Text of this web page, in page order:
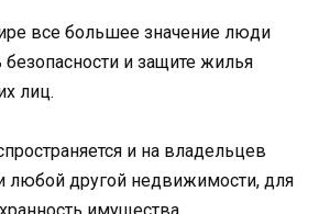
все большее значение люди
безопасности и защите жилья
лиц.
и на владельцев
любой другой недвижимости, для